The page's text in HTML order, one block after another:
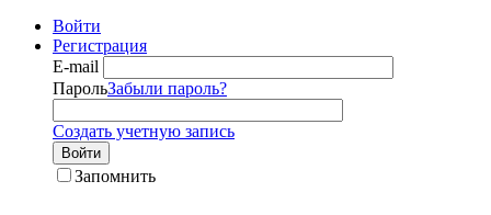
Войти
Регистрация
E-mail
ПарольЗабыли пароль?
Создать учетную запись
Войти
Запомнить